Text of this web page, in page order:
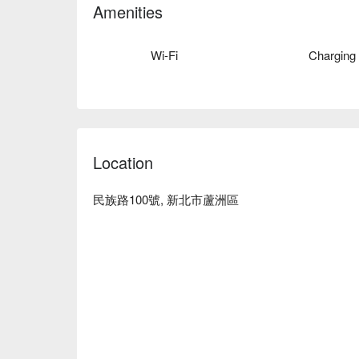
名留集團 上越 民族店預約、名留集團 上越 民族
Amenities
Wi-Fi Charging
Location
民族路100號, 新北市蘆洲區